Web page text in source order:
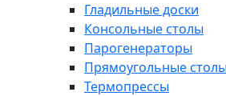
Гладильные доски
Консольные столы
Парогенераторы
Прямоугольные столы
Термопрессы